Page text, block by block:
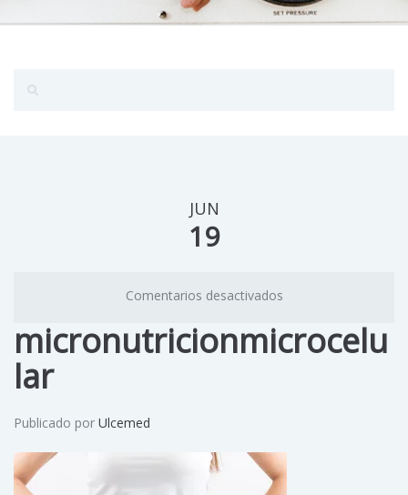
JUN
19
Comentarios desactivados
micronutricionmicrocelu
lar
Publicado por Ulcemed